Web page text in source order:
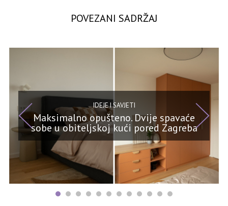
POVEZANI SADRŽAJ
IDEJE I SAVJETI
Maksimalno opušteno. Dvije spavaće
sobe u obiteljskoj kući pored Zagreba